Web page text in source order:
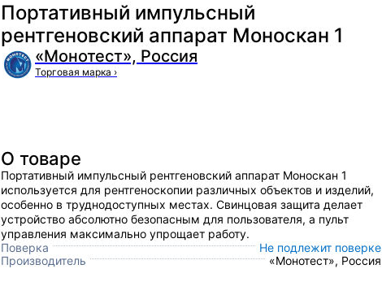
Портативный импульсный
рентгеновский аппарат Моноскан 1
«Монотест», Россия
Торговая марка ›
О товаре
Портативный импульсный рентгеновский аппарат Моноскан 1
используется для рентгеноскопии различных объектов и изделий,
особенно в труднодоступных местах. Свинцовая защита делает
устройство абсолютно безопасным для пользователя, а пульт
управления максимально упрощает работу.
Поверка
Не подлежит поверке
Производитель
«Монотест», Россия